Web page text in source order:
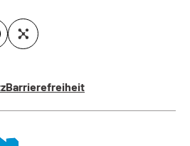
Barrierefreiheit